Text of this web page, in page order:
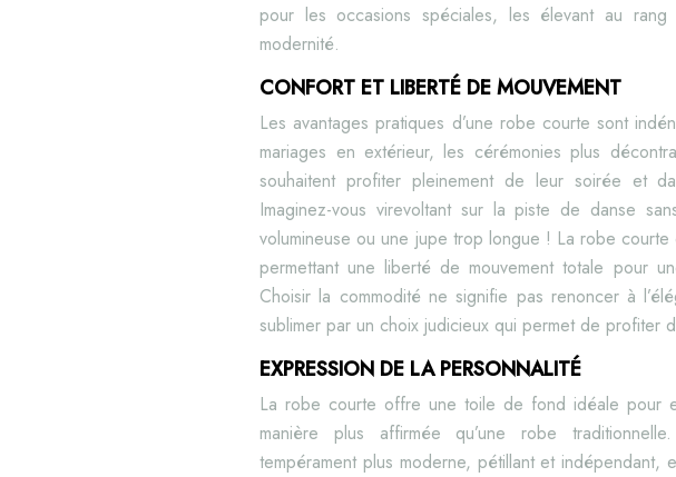
pour les occasions spéciales, les élevant au
modernité.
CONFORT ET LIBERTÉ DE MOUVEMENT
Les avantages pratiques d’une robe courte sont
mariages en extérieur, les cérémonies plus
souhaitent profiter pleinement de leur soirée et
Imaginez-vous virevoltant sur la piste de danse
volumineuse ou une jupe trop longue ! La robe
permettant une liberté de mouvement totale pour
Choisir la commodité ne signifie pas renoncer à
sublimer par un choix judicieux qui permet de profiter
EXPRESSION DE LA PERSONNALITÉ
La robe courte offre une toile de fond idéale pour
manière plus affirmée qu’une robe
tempérament plus moderne, pétillant et